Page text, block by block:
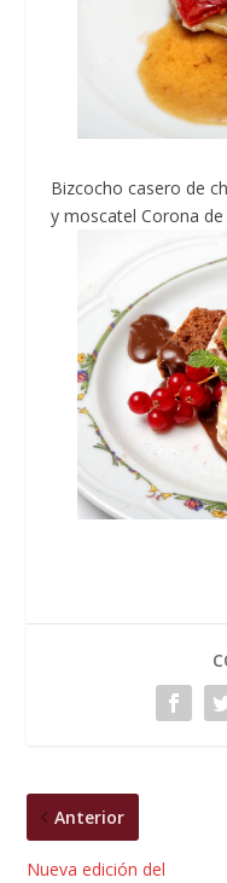
Bizcocho casero de
y moscatel Corona
Anterior
Nueva edición del